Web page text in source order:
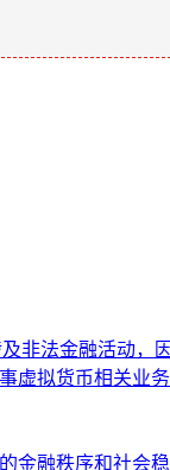
非法金融活动，
虚拟货币相关业务
金融秩序和社会